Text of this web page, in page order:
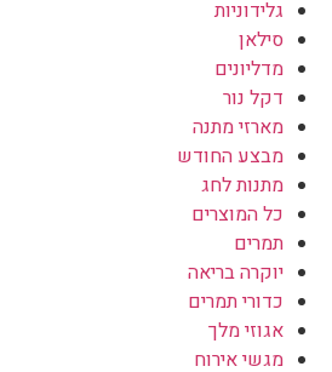
גלידוניות
סילאן
מדליונים
דקל נור
מארזי מתנה
מבצע החודש
מתנות לחג
כל המוצרים
תמרים
יוקרה בריאה
כדורי תמרים
אגוזי מלך
מגשי אירוח